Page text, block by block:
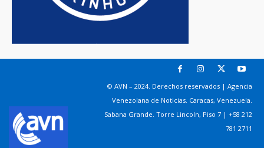
© AVN – 2024. Derechos reservados | Agencia
Venezolana de Noticias. Caracas, Venezuela.
Sabana Grande. Torre Lincoln, Piso 7 | +58 212
781 2711